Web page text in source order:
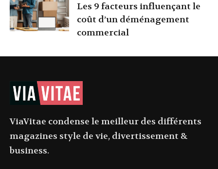
Les 9 facteurs influençant le
coût d’un déménagement
commercial
ViaVitae condense le meilleur des différents
magazines style de vie, divertissement &
business.